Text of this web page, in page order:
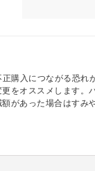
購入につながる恐れ
をオススメします。
があった場合はすみ